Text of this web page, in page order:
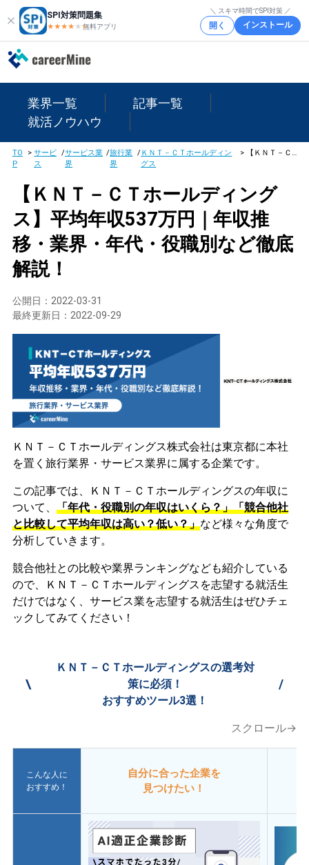
SPI対策問題集
★★★★ ★★
無料アプリ
＼ スキマ時間でSPI対策 ／
開く インストール
業界一覧
記事一覧
就活ノウハウ
TO
P
>サービ
ス
/サービス業
界
/旅行業
界
/ＫＮＴ－ＣＴホールディン
グス
> 【ＫＮＴ－ＣＴホールディングス】平均年収537万円｜年収推移・業界・年代・役職別など徹底解説！
【ＫＮＴ－ＣＴホールディング
ス】平均年収537万円｜年収推
移・業界・年代・役職別など徹底
解説！
公開日： 2022-03-31
最終更新日： 2022-09-29
ＫＮＴ－ＣＴホールディングス株式会社は東京都に本社
を置く旅行業界・サービス業界に属する企業です。
この記事では、ＫＮＴ－ＣＴホールディングスの年収に
ついて、 「年代・役職別の年収はいくら？」「競合他社
と比較して平均年収は高い？低い？」など様々な角度で
分析していきます。
競合他社との比較や業界ランキングなども紹介している
ので、ＫＮＴ－ＣＴホールディングスを志望する就活生
だけではなく、サービス業を志望する就活生はぜひチェ
ックしてみてください！
\
ＫＮＴ－ＣＴホールディングスの選考対
策に必須！
おすすめツール3選！
/
スクロール→
こんな人に
おすすめ！
自分に合った企業を
見つけたい！